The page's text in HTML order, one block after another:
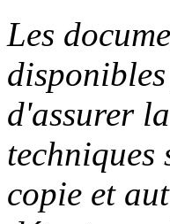
Les
d'assurer
techniques
copie et